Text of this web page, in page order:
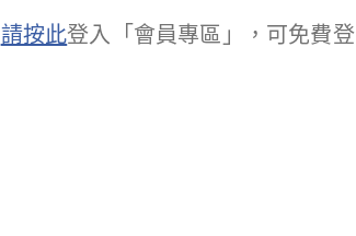
請按此登入「會員專區」，可免費登